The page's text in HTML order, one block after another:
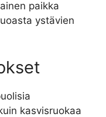
paikka
ystävien
kasvisruokaa